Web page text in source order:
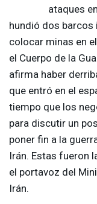
ataques
hundió dos barcos
colocar minas en
el Cuerpo de la
afirma haber
que entró en el
tiempo que los
para discutir un
poner fin a la
Irán. Estas fueron
el portavoz del
Irán.